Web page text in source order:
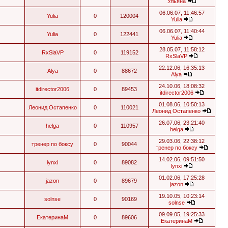
Yulia 0 120004
06.06.07, 11:46:57
Yulia
Yulia 0 122441
06.06.07, 11:40:44
Yulia
RxSlaVP 0 119152
28.05.07, 11:58:12
RxSlaVP
Alya 0 88672
22.12.06, 16:35:13
Alya
itdirector2006 0 89453
24.10.06, 18:08:32
itdirector2006
Леонид Остапенко 0 110021
01.08.06, 10:50:13
Леонид Остапенко
helga 0 110957
26.07.06, 23:21:40
helga
тренер по боксу 0 90044
29.03.06, 22:38:12
тренер по боксу
lynxi 0 89082
14.02.06, 09:51:50
lynxi
jazon 0 89679
01.02.06, 17:25:28
jazon
solnse 0 90169
19.10.05, 10:23:14
solnse
ЕкатеринаМ 0 89606
09.09.05, 19:25:33
ЕкатеринаМ